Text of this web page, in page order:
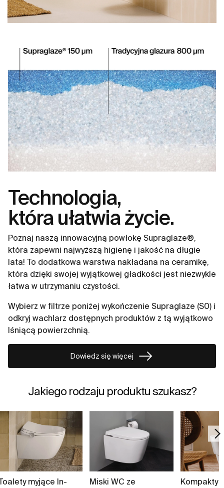
Technologia,
która ułatwia życie.
Poznaj naszą innowacyjną powłokę Supraglaze®,
która zapewni najwyższą higienę i jakość na długie
lata! To dodatkowa warstwa nakładana na ceramikę,
która dzięki swojej wyjątkowej gładkości jest niezwykle
łatwa w utrzymaniu czystości.
Wybierz w filtrze poniżej wykończenie Supraglaze (S0) i
odkryj wachlarz dostępnych produktów z tą wyjątkowo
lśniącą powierzchnią.
Dowiedz się więcej
Jakiego rodzaju produktu szukasz?
myjące In-
Miski WC ze
Kompakty